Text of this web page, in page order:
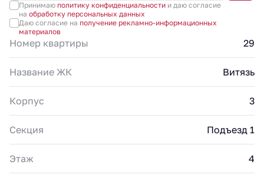
Принимаю политику конфиденциальностии даю согласие
на обработку персональных данных
Даю согласие на получение рекламно-информационных
материалов
Номер квартиры 29
Название ЖК Витязь
Корпус 3
Секция Подъезд 1
Этаж 4